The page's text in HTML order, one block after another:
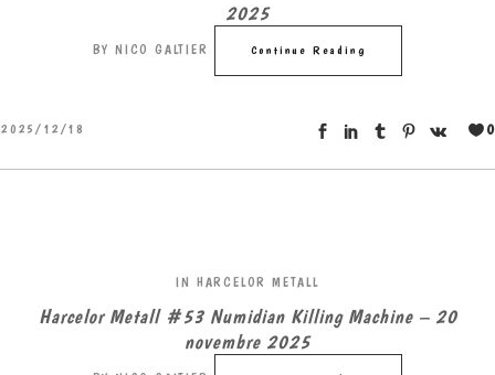
2025
BY NICO GALTIER Continue Reading
2025/12/18 0
IN HARCELOR METALL
Harcelor Metall #53 Numidian Killing Machine – 20
novembre 2025